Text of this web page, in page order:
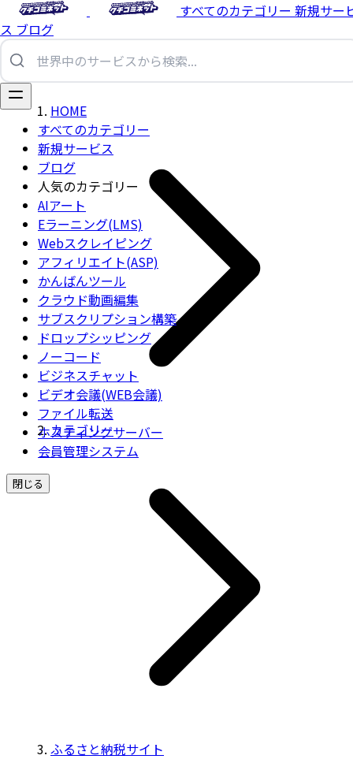
すべてのカテゴリー 新規サー
ス ブログ
すべてのカテゴリー
新規サービス
ブログ
人気のカテゴリー
AIアート
Eラーニング(LMS)
Webスクレイピング
アフィリエイト(ASP)
かんばんツール
クラウド動画編集
サブスクリプション構築
ドロップシッピング
ノーコード
ビジネスチャット
ビデオ会議(WEB会議)
ファイル転送
ホスティングサーバー
会員管理システム
閉じる
HOME
カテゴリー
ふるさと納税サイト